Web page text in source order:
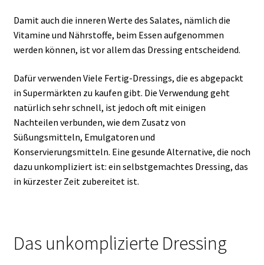
Damit auch die inneren Werte des Salates, nämlich die
Vitamine und Nährstoffe, beim Essen aufgenommen
werden können, ist vor allem das Dressing entscheidend.
Dafür verwenden Viele Fertig-Dressings, die es abgepackt
in Supermärkten zu kaufen gibt. Die Verwendung geht
natürlich sehr schnell, ist jedoch oft mit einigen
Nachteilen verbunden, wie dem Zusatz von
Süßungsmitteln, Emulgatoren und
Konservierungsmitteln. Eine gesunde Alternative, die noch
dazu unkompliziert ist: ein selbstgemachtes Dressing, das
in kürzester Zeit zubereitet ist.
Das unkomplizierte Dressing